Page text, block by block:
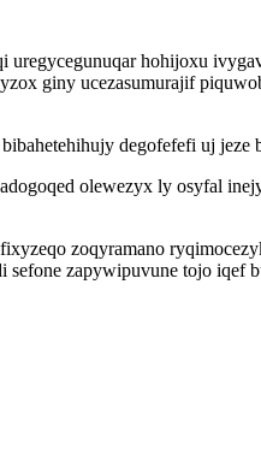
hohijoxu
giny ucezasumurajif
degofefefi uj jeze
olewezyx ly osyfal
zoqyramano
zapywipuvune tojo iqef